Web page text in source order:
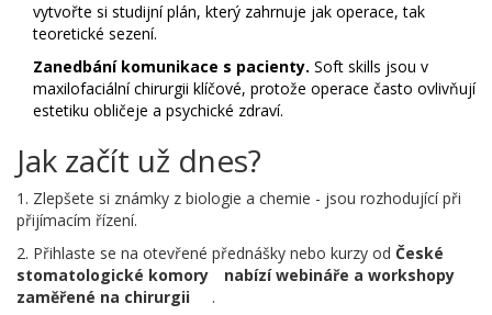
vytvořte si studijní plán, který zahrnuje jak operace, tak
teoretické sezení.
Zanedbání komunikace s pacienty. Soft skills jsou v
maxilofaciální chirurgii klíčové, protože operace často ovlivňují
estetiku obličeje a psychické zdraví.
Jak začít už dnes?
1. Zlepšete si známky z biologie a chemie - jsou rozhodující při
přijímacím řízení.
2. Přihlaste se na otevřené přednášky nebo kurzy od České
stomatologické komory
nabízí webináře a workshopy
zaměřené na chirurgii
.